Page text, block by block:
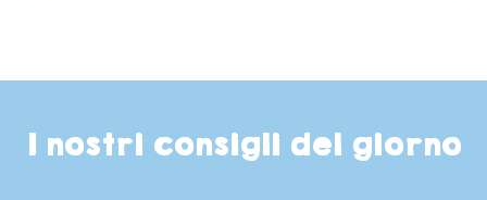
I nostri consigli del giorno